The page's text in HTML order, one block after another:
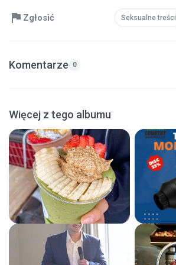
Zgłosić Seksualne treści
Komentarze 0
Więcej z tego albumu